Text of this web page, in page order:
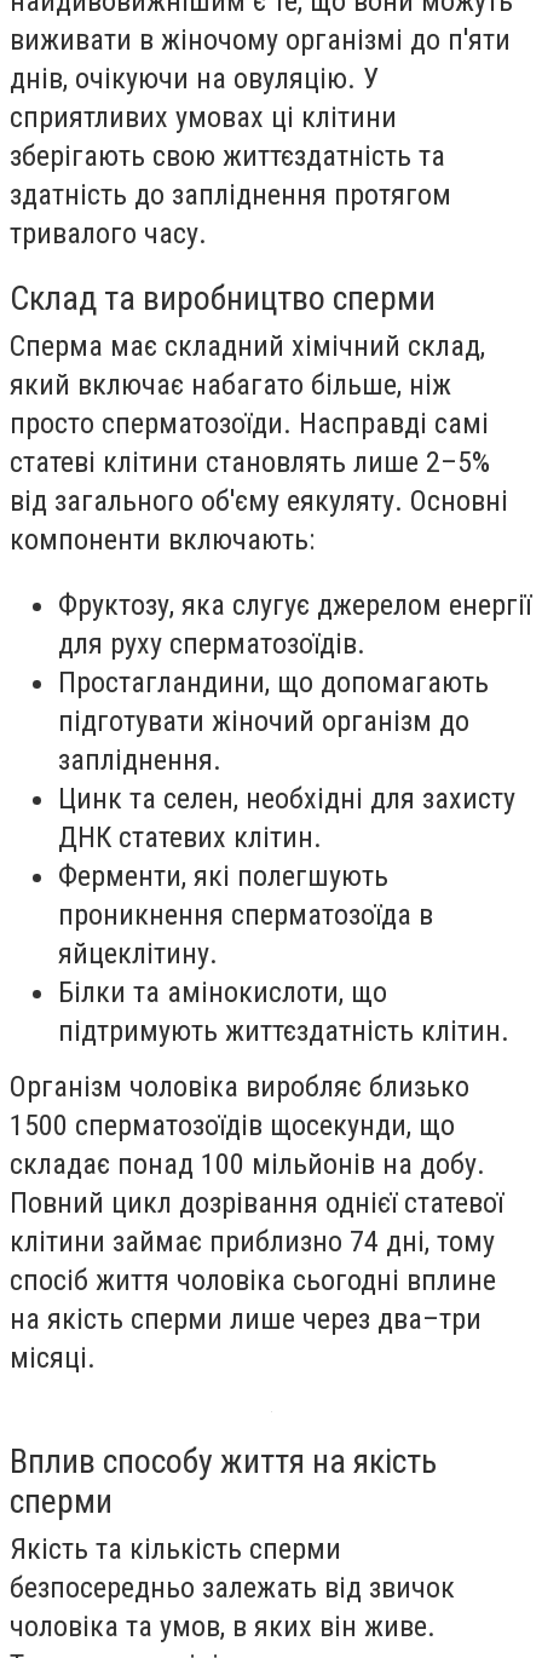
виживати в жіночому організмі до п'яти
днів, очікуючи на овуляцію. У
сприятливих умовах ці клітини
зберігають свою життєздатність та
здатність до запліднення протягом
тривалого часу.
Склад та виробництво сперми
Сперма має складний хімічний склад,
який включає набагато більше, ніж
просто сперматозоїди. Насправді самі
статеві клітини становлять лише 2–5%
від загального об'єму еякуляту. Основні
компоненти включають:
Фруктозу, яка слугує джерелом енергії
для руху сперматозоїдів.
Простагландини, що допомагають
підготувати жіночий організм до
запліднення.
Цинк та селен, необхідні для захисту
ДНК статевих клітин.
Ферменти, які полегшують
проникнення сперматозоїда в
яйцеклітину.
Білки та амінокислоти, що
підтримують життєздатність клітин.
Організм чоловіка виробляє близько
1500 сперматозоїдів щосекунди, що
складає понад 100 мільйонів на добу.
Повний цикл дозрівання однієї статевої
клітини займає приблизно 74 дні, тому
спосіб життя чоловіка сьогодні вплине
на якість сперми лише через два–три
місяці.
Вплив способу життя на якість
сперми
Якість та кількість сперми
безпосередньо залежать від звичок
чоловіка та умов, в яких він живе.